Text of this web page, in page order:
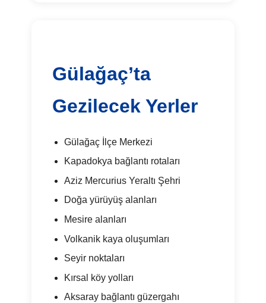
Gülağaç’ta
Gezilecek Yerler
Gülağaç İlçe Merkezi
Kapadokya bağlantı rotaları
Aziz Mercurius Yeraltı Şehri
Doğa yürüyüş alanları
Mesire alanları
Volkanik kaya oluşumları
Seyir noktaları
Kırsal köy yolları
Aksaray bağlantı güzergahı